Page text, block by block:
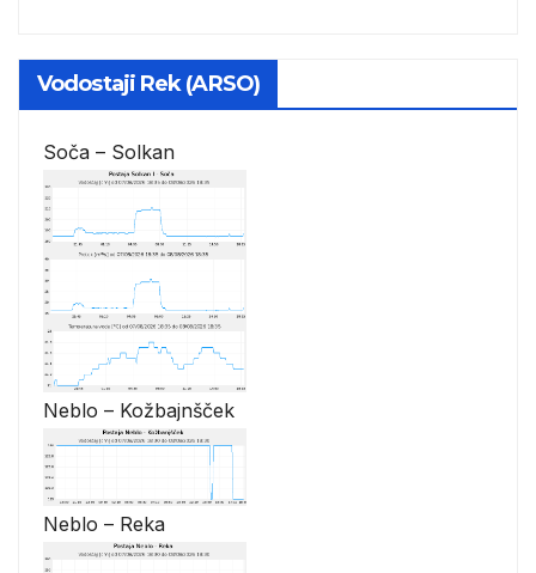
Vodostaji Rek (ARSO)
Soča – Solkan
Neblo – Kožbajnšček
Neblo – Reka